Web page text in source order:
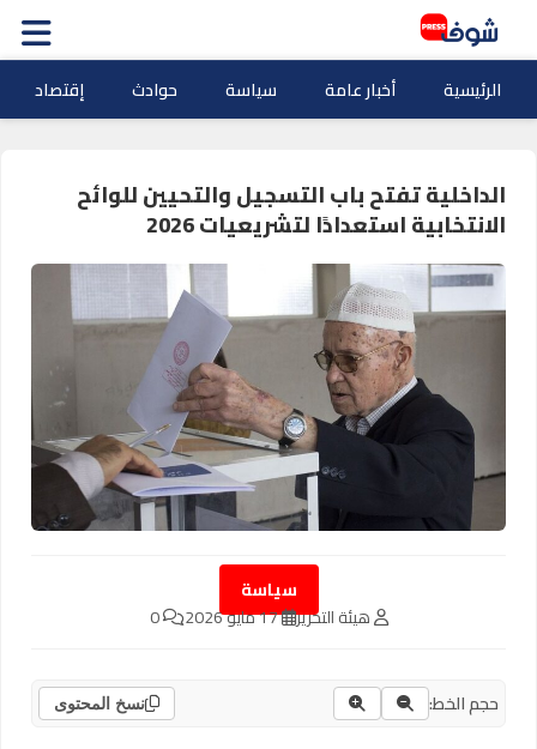
الرئيسية أخبار عامة سياسة حوادث إقتصاد
الداخلية تفتح باب التسجيل والتحيين للوائح
الانتخابية استعدادًا لتشريعيات 2026
سياسة
هيئة التحرير 17 مايو 2026 0
حجم الخط: نسخ المحتوى